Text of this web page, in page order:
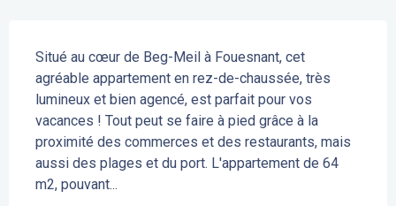
Situé au cœur de Beg-Meil à Fouesnant, cet
agréable appartement en rez-de-chaussée, très
lumineux et bien agencé, est parfait pour vos
vacances ! Tout peut se faire à pied grâce à la
proximité des commerces et des restaurants, mais
aussi des plages et du port. L'appartement de 64
m2, pouvant...